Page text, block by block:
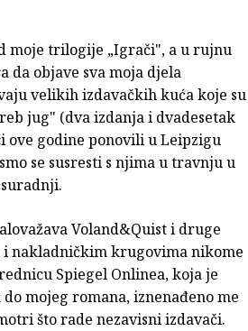
moje trilogije „Igrači", a u rujnu
da objave sva moja djela
velikih izdavačkih kuća koje su
jug" (dva izdanja i dvadesetak
godine ponovili u Leipzigu
se susresti s njima u travnju u
Voland&Quist i druge
i nakladničkim krugovima nikome
Spiegel Onlinea, koja je
mojeg romana, iznenađeno me
što rade nezavisni izdavači.